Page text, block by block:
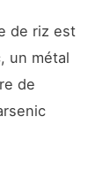
de riz est
un métal
de